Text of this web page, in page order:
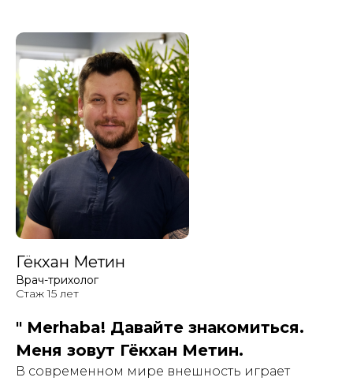
Гёкхан Метин
Врач-трихолог
Стаж 15 лет
" Merhaba! Давайте знакомиться.
Меня зовут Гёкхан Метин.
В современном мире внешность играет